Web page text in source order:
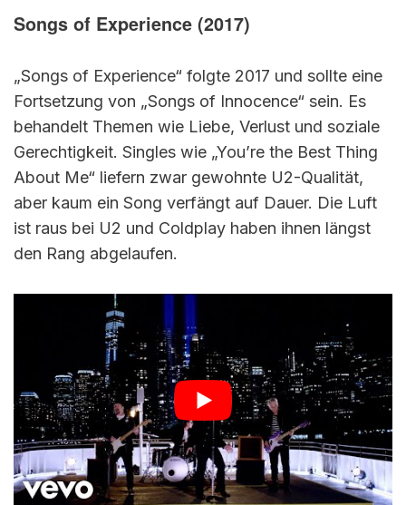
Songs of Experience (2017)
„Songs of Experience“ folgte 2017 und sollte eine
Fortsetzung von „Songs of Innocence“ sein. Es
behandelt Themen wie Liebe, Verlust und soziale
Gerechtigkeit. Singles wie „You’re the Best Thing
About Me“ liefern zwar gewohnte U2-Qualität,
aber kaum ein Song verfängt auf Dauer. Die Luft
ist raus bei U2 und Coldplay haben ihnen längst
den Rang abgelaufen.